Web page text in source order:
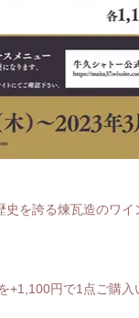
を誇る煉瓦造のワイ
+1,100円で1点ご購入